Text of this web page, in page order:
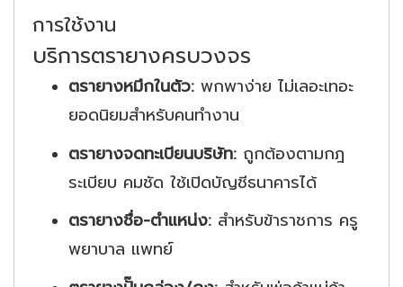
การใช้งาน
บริการตรายางครบวงจร
ตรายางหมึกในตัว: พกพาง่าย ไม่เลอะเทอะ
ยอดนิยมสำหรับคนทำงาน
ตรายางจดทะเบียนบริษัท: ถูกต้องตามกฎ
ระเบียบ คมชัด ใช้เปิดบัญชีธนาคารได้
ตรายางชื่อ-ตำแหน่ง: สำหรับข้าราชการ ครู
พยาบาล แพทย์